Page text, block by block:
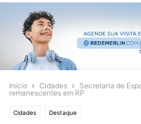
Início Cidades
Secretaria de
remanescentes em RP
Cidades Destaque